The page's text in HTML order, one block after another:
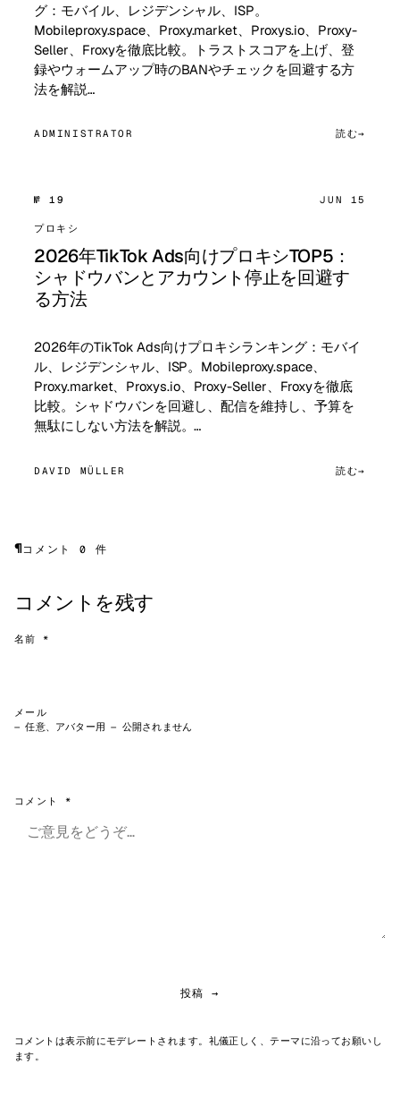
グ：モバイル、レジデンシャル、ISP。
Mobileproxy.space、Proxy.market、Proxys.io、Proxy-
Seller、Froxyを徹底比較。トラストスコアを上げ、登
録やウォームアップ時のBANやチェックを回避する方
法を解説…
ADMINISTRATOR 読む
№ 19 JUN 15
プロキシ
2026年TikTok Ads向けプロキシTOP5：
シャドウバンとアカウント停止を回避す
る方法
2026年のTikTok Ads向けプロキシランキング：モバイ
ル、レジデンシャル、ISP。Mobileproxy.space、
Proxy.market、Proxys.io、Proxy-Seller、Froxyを徹底
比較。シャドウバンを回避し、配信を維持し、予算を
無駄にしない方法を解説。…
DAVID MÜLLER 読む
¶ コメント 0 件
コメントを残す
名前 *
メール
— 任意、アバター用 — 公開されません
コメント *
投稿 →
コメントは表示前にモデレートされます。礼儀正しく、テーマに沿ってお願いし
ます。